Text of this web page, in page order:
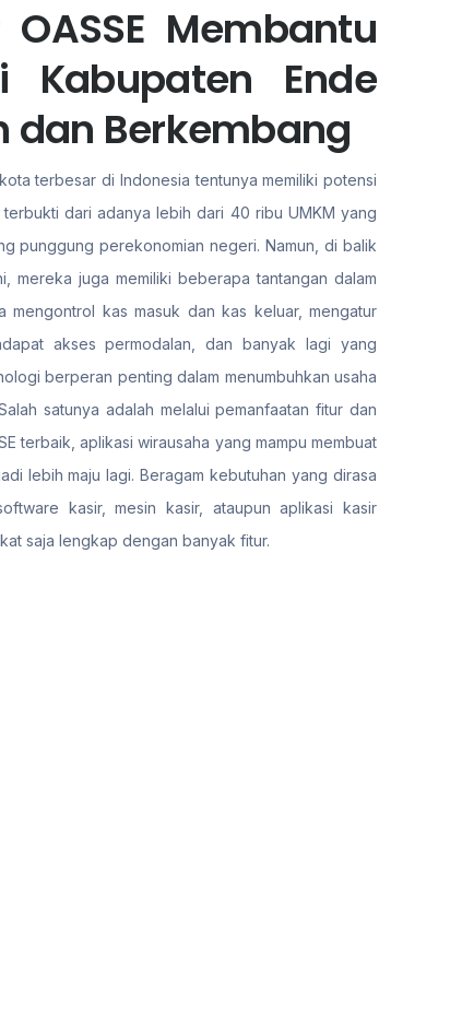
Membantu
Kabupaten Ende
dan Berkembang
terbesar di Indonesia tentunya memiliki potensi
dari adanya lebih dari 40 ribu UMKM yang
punggung perekonomian negeri. Namun, di balik
mereka juga memiliki beberapa tantangan dalam
mengontrol kas masuk dan kas keluar, mengatur
akses permodalan, dan banyak lagi yang
berperan penting dalam menumbuhkan usaha
satunya adalah melalui pemanfaatan fitur dan
terbaik, aplikasi wirausaha yang mampu membuat
lebih maju lagi. Beragam kebutuhan yang dirasa
kasir, mesin kasir, ataupun aplikasi kasir
saja lengkap dengan banyak fitur.